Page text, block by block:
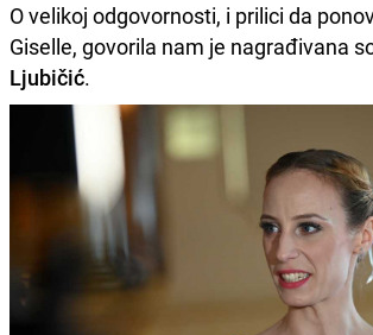
O velikoj odgovornosti, i prilici da
Giselle, govorila nam je nagrađivana
Ljubičić.